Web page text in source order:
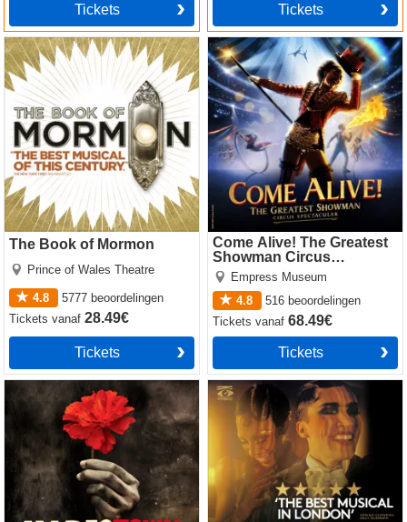
Tickets Tickets
The Book of Mormon
Prince of Wales Theatre
4.8 5777 beoordelingen
Ticketsvanaf28.49€
Tickets
The Book of Mormon
Come Alive! The Greatest
Showman Circus
Spectacular
Empress Museum
4.8
516 beoordelingen
Ticketsvanaf68.49€
Tickets
Come Alive! The Greatest
Showman Circus Spectacular
Hadestown Cabaret